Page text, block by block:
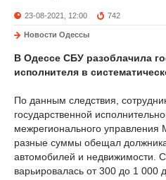
23-08-2021, 12:00 742
Новости Одессы
В Одессе СБУ разоблачила
исполнителя в
По данным следствия,
государственной
межрегионального управления
разные суммы обещал
автомобилей и недвижимости.
варьировалась от 300 до 1 000